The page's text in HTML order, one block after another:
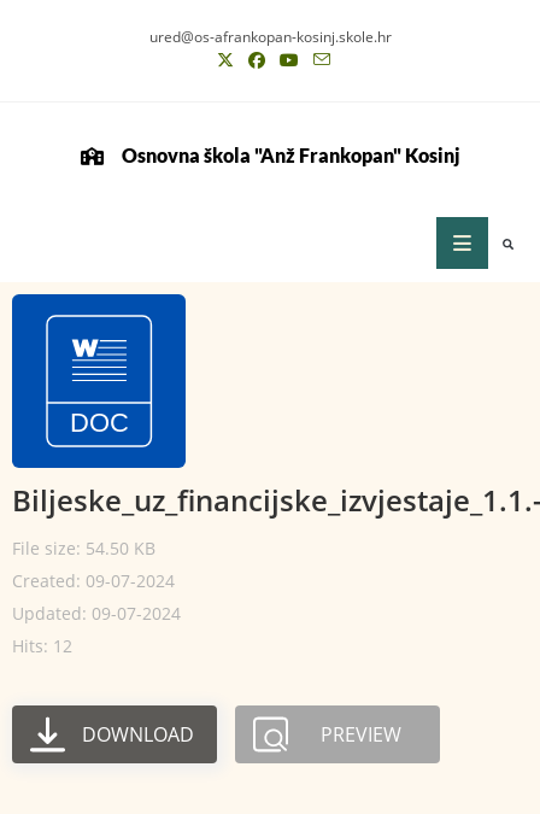
ured@os-afrankopan-kosinj.skole.hr
Osnovna škola "Anž Frankopan" Kosinj
File size: 54.50 KB
Created: 09-07-2024
Updated: 09-07-2024
Hits: 12
DOWNLOAD PREVIEW